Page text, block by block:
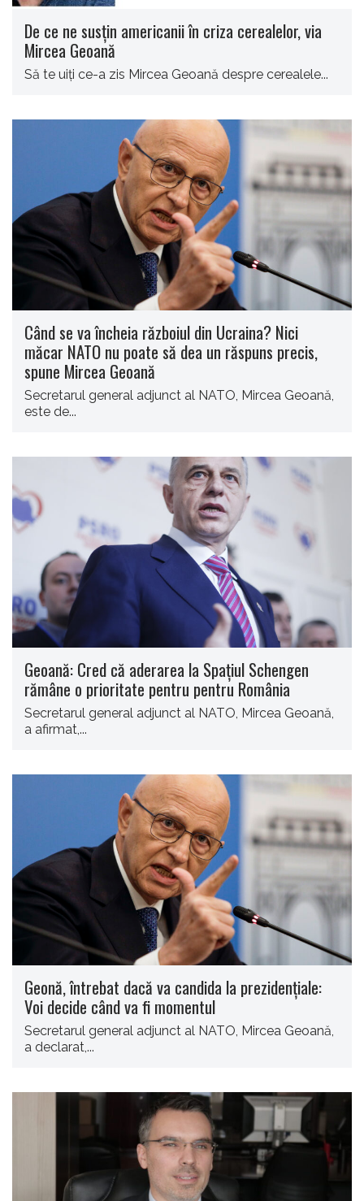
De ce ne susțin americanii în criza cerealelor, via
Mircea Geoană
Să te uiți ce-a zis Mircea Geoană despre cerealele...
Când se va încheia războiul din Ucraina? Nici
măcar NATO nu poate să dea un răspuns precis,
spune Mircea Geoană
Secretarul general adjunct al NATO, Mircea Geoană,
este de...
Geoană: Cred că aderarea la Spaţiul Schengen
rămâne o prioritate pentru pentru România
Secretarul general adjunct al NATO, Mircea Geoană,
a afirmat,...
Geonă, întrebat dacă va candida la prezidenţiale:
Voi decide când va fi momentul
Secretarul general adjunct al NATO, Mircea Geoană,
a declarat,...